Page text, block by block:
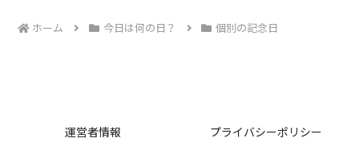
ホーム 今日は何の日？ 個別の記念日
運営者情報
プライバシーポリシー